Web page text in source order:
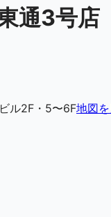
通3号店
ル2F・5〜6F地図